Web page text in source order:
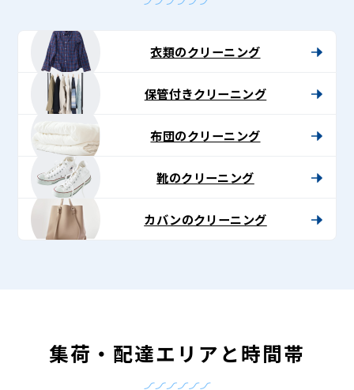
衣類のクリーニング
保管付きクリーニング
布団のクリーニング
靴のクリーニング
カバンのクリーニング
集荷・配達エリアと時間帯